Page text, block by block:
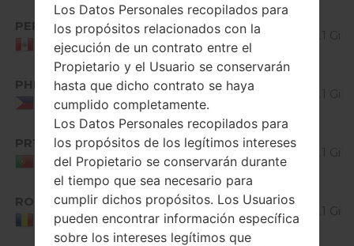
PER
Peru
V40020b_00.kdz
Android
5.0.x
1.1 GiB
PHL
Philippines
V40020b_00.kdz
Android
1.1 GiB
PRT
Portugal
V40020b_00.kdz
Android
5.0.x
Lollipop
1.1 GiB
ROM
Romania
V40020b_00.kdz
Android
5.0.x
Lollipop
1.1 GiB
Los Datos Personales recopilados para
los propósitos relacionados con la
ejecución de un contrato entre el
Propietario y el Usuario se conservarán
hasta que dicho contrato se haya
cumplido completamente.
Los Datos Personales recopilados para
los propósitos de los legítimos intereses
del Propietario se conservarán durante
el tiempo que sea necesario para
cumplir dichos propósitos. Los Usuarios
pueden encontrar información específica
sobre los intereses legítimos que